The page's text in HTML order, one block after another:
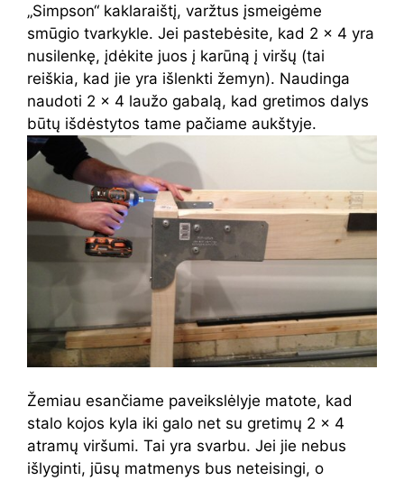
„Simpson“ kaklaraištį, varžtus įsmeigėme
smūgio tvarkykle. Jei pastebėsite, kad 2 × 4 yra
nusilenkę, įdėkite juos į karūną į viršų (tai
reiškia, kad jie yra išlenkti žemyn). Naudinga
naudoti 2 × 4 laužo gabalą, kad gretimos dalys
būtų išdėstytos tame pačiame aukštyje.
Žemiau esančiame paveikslėlyje matote, kad
stalo kojos kyla iki galo net su gretimų 2 × 4
atramų viršumi. Tai yra svarbu. Jei jie nebus
išlyginti, jūsų matmenys bus neteisingi, o